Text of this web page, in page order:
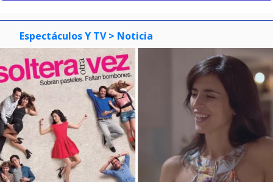
Espectáculos Y TV > Noticia